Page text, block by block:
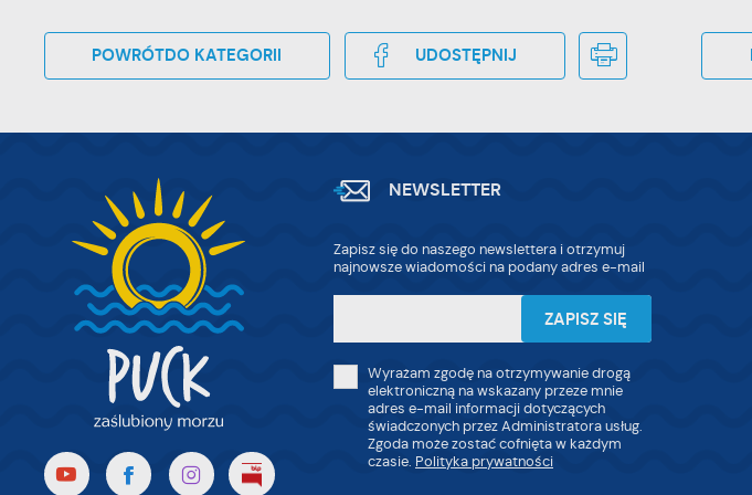
POWRÓTDO KATEGORII UDOSTĘPNIJ
NEWSLETTER
Zapisz się do naszego newslettera i otrzymuj
najnowsze wiadomości na podany adres e-mail
Wyrażam zgodę na otrzymywanie drogą
elektroniczną na wskazany przeze mnie
adres e-mail informacji dotyczących
świadczonych przez Administratora usług.
Zgoda może zostać cofnięta w każdym
czasie. Polityka prywatności